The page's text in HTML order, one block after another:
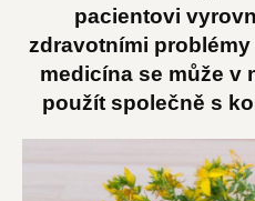
pacientovi
zdravotními
medicína se může v
použít společně s